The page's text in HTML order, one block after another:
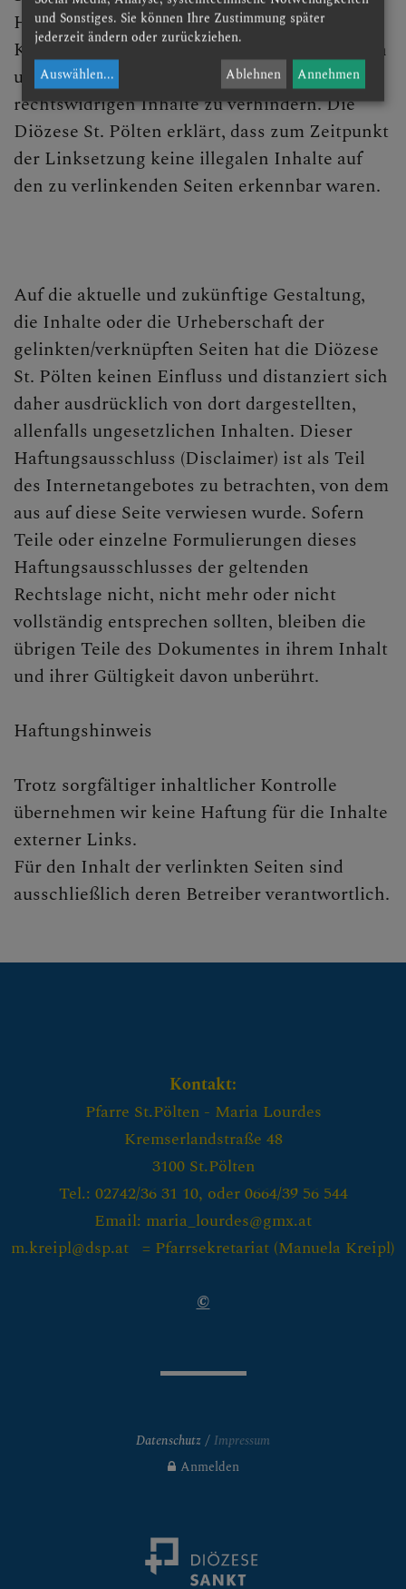
Haftung, als sie von rechtswidrigen Inhalten
Kenntnis besitzt und es ihr technisch möglich
und zumutbar ist, die Nutzung der
rechtswidrigen Inhalte zu verhindern. Die
Diözese St. Pölten erklärt, dass zum Zeitpunkt
der Linksetzung keine illegalen Inhalte auf
den zu verlinkenden Seiten erkennbar waren.
Auf die aktuelle und zukünftige Gestaltung,
die Inhalte oder die Urheberschaft der
gelinkten/verknüpften Seiten hat die Diözese
St. Pölten keinen Einfluss und distanziert sich
daher ausdrücklich von dort dargestellten,
allenfalls ungesetzlichen Inhalten. Dieser
Haftungsausschluss (Disclaimer) ist als Teil
des Internetangebotes zu betrachten, von dem
aus auf diese Seite verwiesen wurde. Sofern
Teile oder einzelne Formulierungen dieses
Haftungsausschlusses der geltenden
Rechtslage nicht, nicht mehr oder nicht
vollständig entsprechen sollten, bleiben die
übrigen Teile des Dokumentes in ihrem Inhalt
und ihrer Gültigkeit davon unberührt.
Haftungshinweis
Trotz sorgfältiger inhaltlicher Kontrolle
übernehmen wir keine Haftung für die Inhalte
externer Links.
Für den Inhalt der verlinkten Seiten sind
ausschließlich deren Betreiber verantwortlich.
Kontakt:
Pfarre St.Pölten - Maria Lourdes
Kremserlandstraße 48
3100 St.Pölten
Tel.: 02742/36 31 10, oder 0664/39 56 544
Email: maria_lourdes@gmx.at
m.kreipl@dsp.at = Pfarrsekretariat (Manuela Kreipl)
©
Datenschutz
Impressum
Anmelden
und Sonstiges. Sie können Ihre Zustimmung später
jederzeit ändern oder zurückziehen.
Auswählen... Ablehnen Annehmen